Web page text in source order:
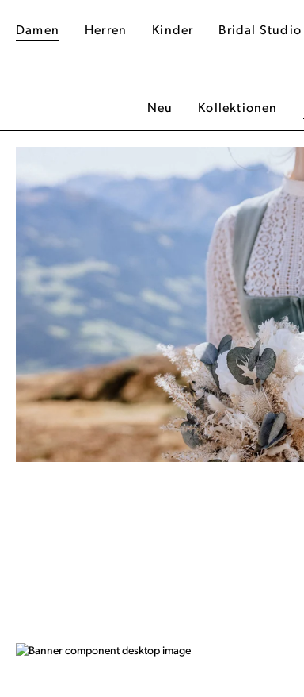
Damen Herren Kinder Bridal Studio
Neu Kollektionen